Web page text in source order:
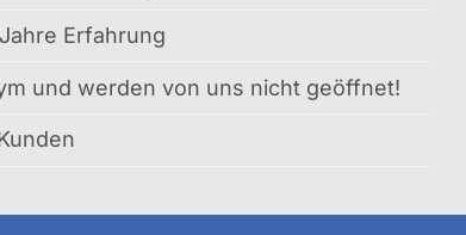
Erfahrung
und werden von uns nicht geöffnet!